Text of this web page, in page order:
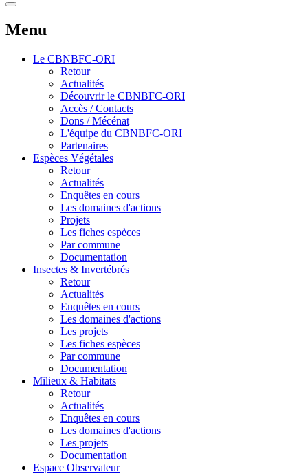
Menu
Le CBNBFC-ORI
Retour
Actualités
Découvrir le CBNBFC-ORI
Accès / Contacts
Dons / Mécénat
L'équipe du CBNBFC-ORI
Partenaires
Espèces Végétales
Retour
Actualités
Enquêtes en cours
Les domaines d'actions
Projets
Les fiches espèces
Par commune
Documentation
Insectes & Invertébrés
Retour
Actualités
Enquêtes en cours
Les domaines d'actions
Les projets
Les fiches espèces
Par commune
Documentation
Milieux & Habitats
Retour
Actualités
Enquêtes en cours
Les domaines d'actions
Les projets
Documentation
Espace Observateur